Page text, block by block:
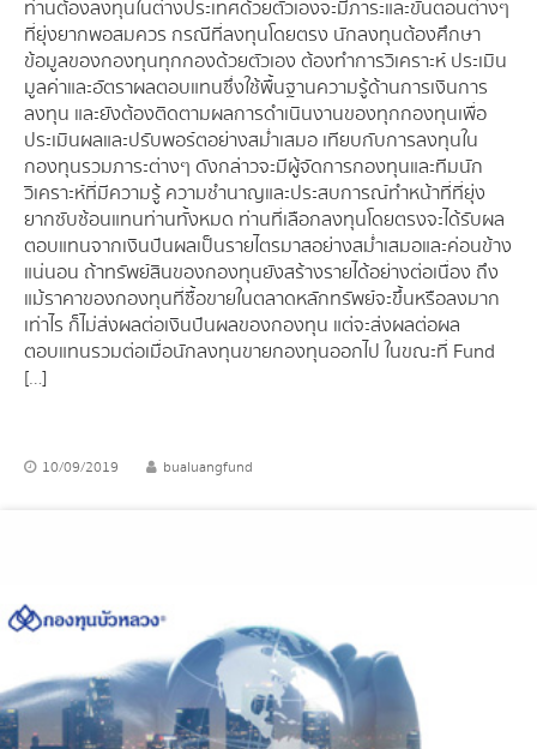
ท่านต้องลงทุนในต่างประเทศด้วยตัวเองจะมีภาระและขั้นตอนต่างๆ
ที่ยุ่งยากพอสมควร กรณีที่ลงทุนโดยตรง นักลงทุนต้องศึกษา
ข้อมูลของกองทุนทุกกองด้วยตัวเอง ต้องทำการวิเคราะห์ ประเมิน
มูลค่าและอัตราผลตอบแทนซึ่งใช้พื้นฐานความรู้ด้านการเงินการ
ลงทุน และยังต้องติดตามผลการดำเนินงานของทุกกองทุนเพื่อ
ประเมินผลและปรับพอร์ตอย่างสม่ำเสมอ เทียบกับการลงทุนใน
กองทุนรวมภาระต่างๆ ดังกล่าวจะมีผู้จัดการกองทุนและทีมนัก
วิเคราะห์ที่มีความรู้ ความชำนาญและประสบการณ์ทำหน้าที่ที่ยุ่ง
ยากซับซ้อนแทนท่านทั้งหมด ท่านที่เลือกลงทุนโดยตรงจะได้รับผล
ตอบแทนจากเงินปันผลเป็นรายไตรมาสอย่างสม่ำเสมอและค่อนข้าง
แน่นอน ถ้าทรัพย์สินของกองทุนยังสร้างรายได้อย่างต่อเนื่อง ถึง
แม้ราคาของกองทุนที่ซื้อขายในตลาดหลักทรัพย์จะขึ้นหรือลงมาก
เท่าไร ก็ไม่ส่งผลต่อเงินปันผลของกองทุน แต่จะส่งผลต่อผล
ตอบแทนรวมต่อเมื่อนักลงทุนขายกองทุนออกไป ในขณะที่ Fund
[…]
10/09/2019 bualuangfund